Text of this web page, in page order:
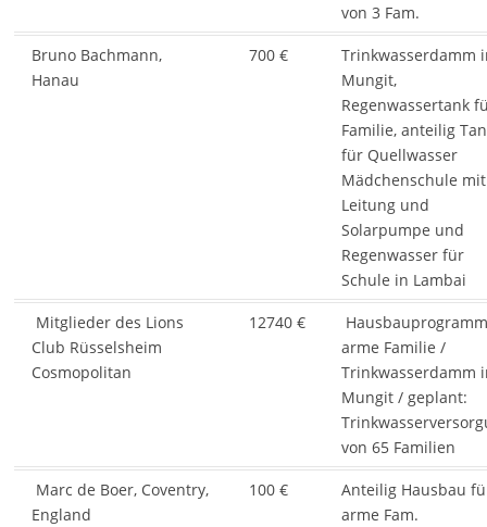
von 3 Fam.
Bruno Bachmann,
Hanau
700 €
Trinkwasserdamm
Mungit,
Regenwassertank
Familie, anteilig
für Quellwasser
Mädchenschule mit
Leitung und
Solarpumpe und
Regenwasser für
Schule in Lambai
Mitglieder des Lions
Club Rüsselsheim
Cosmopolitan
12740 €
arme Familie /
Trinkwasserdamm
Mungit / geplant:
von 65 Familien
Marc de Boer, Coventry,
England
100 €
Anteilig Hausbau
arme Fam.